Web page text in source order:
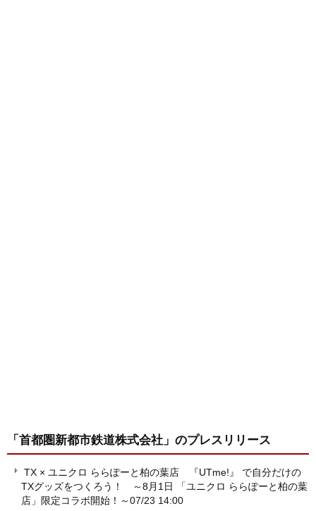
「首都圏新都市鉄道株式会社」 のプレスリリース
TX × ユニクロ ららぽーと柏の葉店 『UTme!』 で自分だけの
TXグッズをつくろう！ ～8月1日 「ユニクロ ららぽーと柏の葉
店」限定コラボ開始！～07/23 14:00